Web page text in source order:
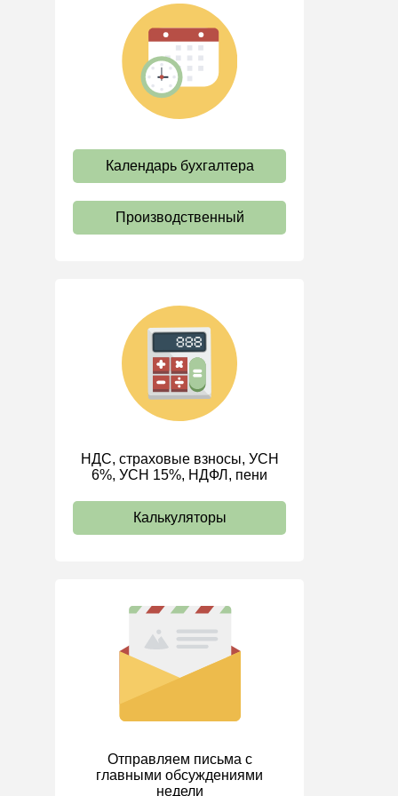
Возврат и зачет налогов
Налоговые проверки
Ответственность
Статистика
Банк
Онлайн-кассы ККТ ККМ
Блокировка счета
деятельности (АХД)
Охрана труда и аттестация
Охрана труда
Валютные операции
Налоговое планирование
Договоры
Инвестиции
Справочная информация
Банк касса
Учет затрат
Календарь бухгалтера
Производственный
НДС, страховые взносы, УСН
6%, УСН 15%, НДФЛ, пени
Калькуляторы
Отправляем письма с
главными обсуждениями
недели